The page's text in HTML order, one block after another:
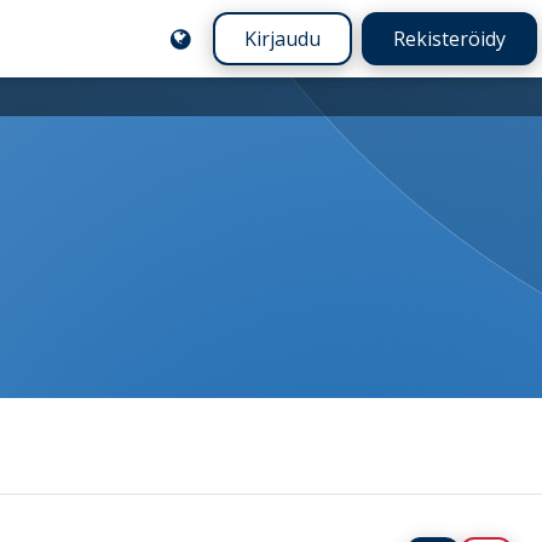
Kirjaudu Rekisteröidy